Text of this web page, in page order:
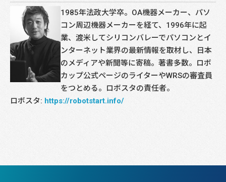
1985年法政大学卒。OA機器メーカー、パソ
コン周辺機器メーカーを経て、1996年に起
業、渡米してシリコンバレーでパソコンとイ
ンターネット業界の最新情報を取材し、日本
のメディアや新聞等に寄稿。著書多数。ロボ
カップ公式ページのライターやWRSの審査員
をつとめる。ロボスタの責任者。
ロボスタ: https://robotstart.info/